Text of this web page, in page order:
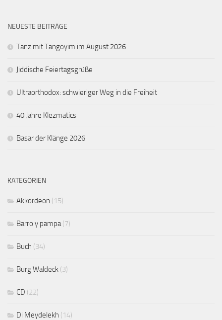
NEUESTE BEITRÄGE
Tanz mit Tangoyim im August 2026
Jiddische Feiertagsgrüße
Ultraorthodox: schwieriger Weg in die Freiheit
40 Jahre Klezmatics
Basar der Klänge 2026
KATEGORIEN
Akkordeon (15)
Barro y pampa(7)
Buch (34)
Burg Waldeck (3)
CD (22)
Di Meydelekh (14)